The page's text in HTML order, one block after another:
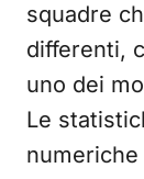
squadre
differenti,
uno dei
Le